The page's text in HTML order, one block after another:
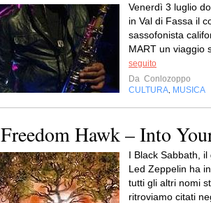
Venerdì 3 luglio
in Val di Fassa il
sassofonista
MART un viaggio
seguito
Da Conlozoppo
CULTURA MUSICA
Freedom Hawk – Into
I Black Sabbath,
Led Zeppelin ha
tutti gli altri nomi
ritroviamo citati